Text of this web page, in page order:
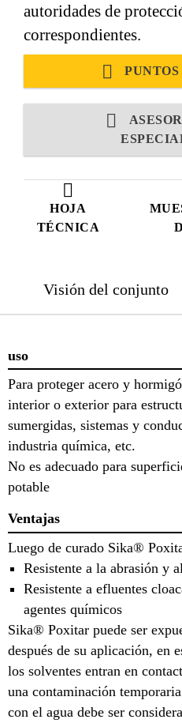
HOJA
TÉCNICA
autoridades de
correspondientes.
Visión del conjunto
uso
Para proteger acero y
interior o exterior para
sumergidas, sistemas y
industria química, etc.
No es adecuado para
potable
Ventajas
Luego de curado Sika®
Resistente a la abrasión y
Resistente a efluentes
agentes químicos
Sika® Poxitar puede ser
después de su aplicación, en
los solventes entran en
una contaminación
con el agua debe ser